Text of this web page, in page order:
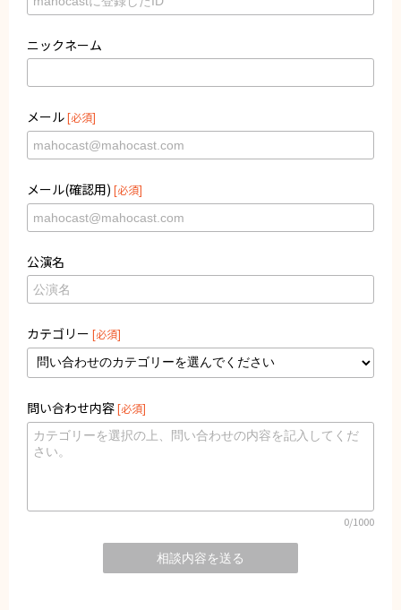
ニックネーム
メール[必須]
メール(確認用) [必須]
公演名
カテゴリー [必須]
問い合わせ内容[必須]
0/1000
相談内容を送る